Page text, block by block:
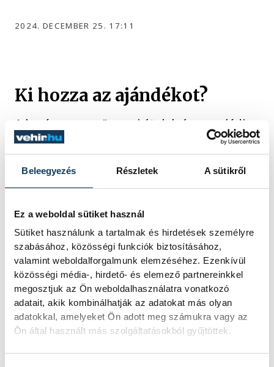
Beleegyezés Részletek A sütikről
Ez a weboldal sütiket használ
Sütiket használunk a tartalmak és hirdetések személyre
szabásához, közösségi funkciók biztosításához,
valamint weboldalforgalmunk elemzéséhez. Ezenkívül
közösségi média-, hirdető- és elemező partnereinkkel
megosztjuk az Ön weboldalhasználatra vonatkozó
adatait, akik kombinálhatják az adatokat más olyan
adatokkal, amelyeket Ön adott meg számukra vagy az
Ön által használt más szolgáltatásokból gyűjtöttek.
2024. DECEMBER 25. 17:11
Ki hozza az ajándékot?
A karácsony az ünnepi ételek és a családi
összejövetelek időszaka, amely az
ajándékozás örömének is kiemelt helyet
biztosít. Az, hogy ki hozza az ajándékokat a
gyerekeknek, országonként, sőt
hagyományok színes palettáját tükrözi.
2024. DECEMBER 24. 12:58
1 2 3 4 5 ...